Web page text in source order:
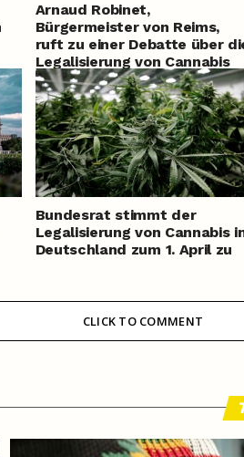
Arnaud Robinet,
Bürgermeister von Reims,
ruft zu einer Debatte über
Legalisierung von Cannabis
auf
Bundesrat stimmt der
Legalisierung von Cannabis
Deutschland zum 1. April zu
CLICK TO COMMENT